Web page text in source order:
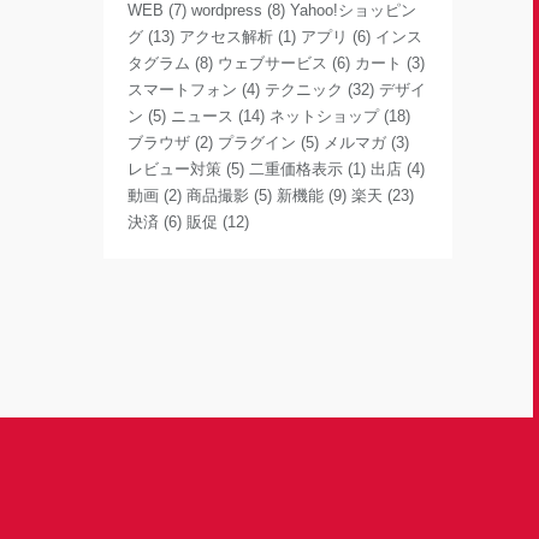
WEB (7) wordpress (8) Yahoo!ショッピン
グ (13) アクセス解析 (1) アプリ (6) インス
タグラム (8) ウェブサービス (6) カート (3)
スマートフォン (4) テクニック (32) デザイ
ン (5) ニュース (14) ネットショップ(18)
ブラウザ (2) プラグイン (5) メルマガ (3)
レビュー対策 (5) 二重価格表示 (1) 出店 (4)
動画 (2) 商品撮影 (5) 新機能 (9) 楽天 (23)
決済 (6) 販促 (12)